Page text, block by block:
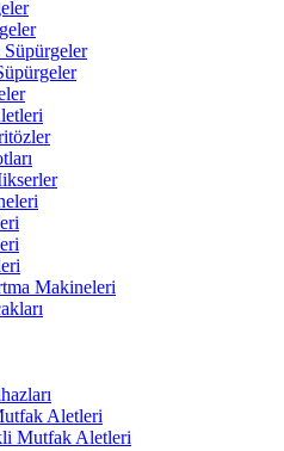
Süpürgeler
Makineleri
Aletleri
Mutfak Aletleri